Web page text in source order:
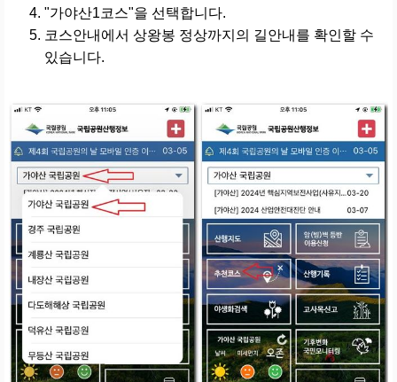
"가야산1코스"을 선택합니다.
코스안내에서 상왕봉 정상까지의 길안내를 확인할 수
있습니다.